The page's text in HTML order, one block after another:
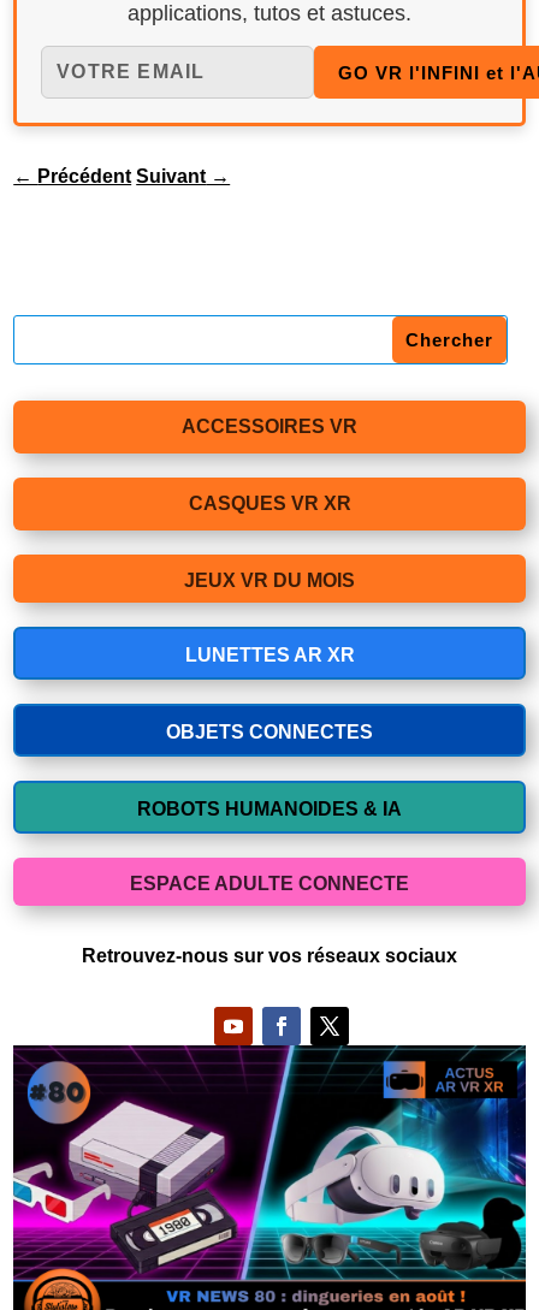
applications, tutos et astuces.
← Précédent Suivant →
ACCESSOIRES VR
CASQUES VR XR
JEUX VR DU MOIS
LUNETTES AR XR
OBJETS CONNECTES
ROBOTS HUMANOIDES & IA
ESPACE ADULTE CONNECTE
Retrouvez-nous sur vos réseaux sociaux